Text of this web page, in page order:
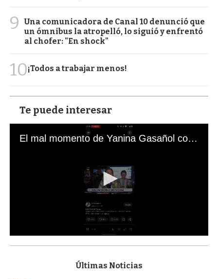
9
Una comunicadora de Canal 10 denunció que
un ómnibus la atropelló, lo siguió y enfrentó
al chofer: "En shock"
10¡Todos a trabajar menos!
Te puede interesar
El mal momento de Yanina Gasañol con un hincha argentino en "Subrayado"
s
Últimas Noticias